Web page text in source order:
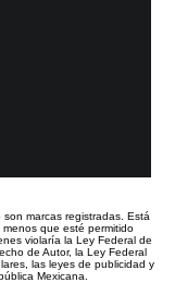
son marcas registradas. Está
que esté permitido
violaría la Ley Federal de
de Autor, la Ley Federal
las leyes de publicidad y
Mexicana.